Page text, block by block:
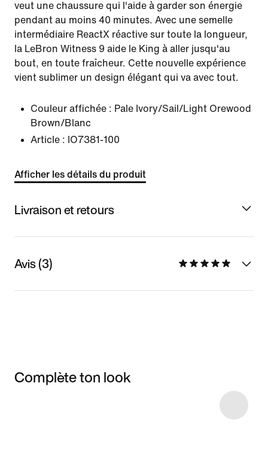
veut une chaussure qui l'aide à garder son énergie
pendant au moins 40 minutes. Avec une semelle
intermédiaire ReactX réactive sur toute la longueur,
la LeBron Witness 9 aide le King à aller jusqu'au
bout, en toute fraîcheur. Cette nouvelle expérience
vient sublimer un design élégant qui va avec tout.
Couleur affichée : Pale Ivory/Sail/Light Orewood
Brown/Blanc
Article : IO7381-100
Afficher les détails du produit
Livraison et retours
Avis (3)
Complète ton look